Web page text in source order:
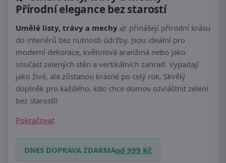
Přírodní elegance bez starostí
Umělé listy, trávy a mechy 🌿 přinášejí přírodní krásu
do interiérů bez nutnosti údržby. Jsou ideální pro
moderní dekorace, květinová aranžmá nebo jako
součást zelených stěn a vertikálních zahrad. Vypadají
jako živé, ale zůstanou krásné po celý rok. Skvělý
doplněk pro každého, kdo chce domov ozvláštnit zelení
bez starostí!
Pokračovat
DNES DOPRAVA ZDARMAod 999 Kč